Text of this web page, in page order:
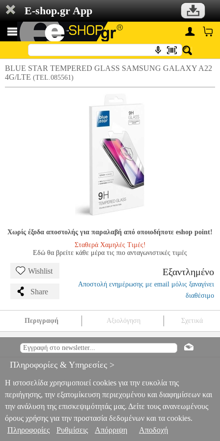
E-shop.gr App
BLUE STAR TEMPERED GLASS SAMSUNG GALAXY A22
4G/LTE (TEL.085561)
Χωρίς έξοδα αποστολής για παραλαβή από οποιοδήποτε eshop point!
Σταθερά Χαμηλές Τιμές!
Εδώ θα βρείτε κάθε μέρα τις πιο ανταγωνιστικές τιμές
Wishlist
Share
Εξαντλημένο
Αποστολή ενημέρωσης με email μόλις ξαναγίνει
διαθέσιμο
Περιγραφή Αξιολόγηση Σχετικά
4G/LTE TEL.085561 TEL.085561
BLUE STAR
GALAXY A22 4G/LTE
Πληροφορίες & Υπηρεσίες >
Η ιστοσελίδα χρησιμοποιεί cookies για την ευκολία της
περιήγησης, την εξατομίκευση περιεχομένου και διαφημίσεων και
την ανάλυση της επισκεψιμότητάς μας. Δείτε τους ανανεωμένους
όρους χρήσης για την προστασία δεδομένων και τα cookies.
Πληροφορίες
Ρυθμίσεις Απόρριψη Αποδοχή